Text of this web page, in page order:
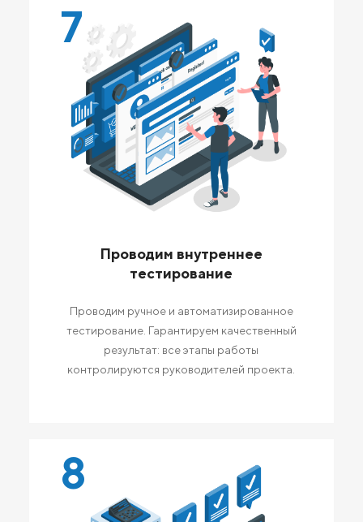
7
Проводим внутреннее
тестирование
Проводим ручное и автоматизированное
тестирование. Гарантируем качественный
результат: все этапы работы
контролируются руководителей проекта.
8